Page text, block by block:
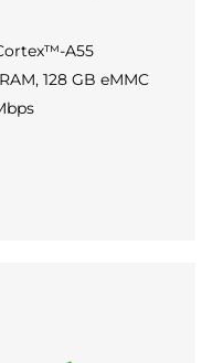
A55
128 GB eMMC